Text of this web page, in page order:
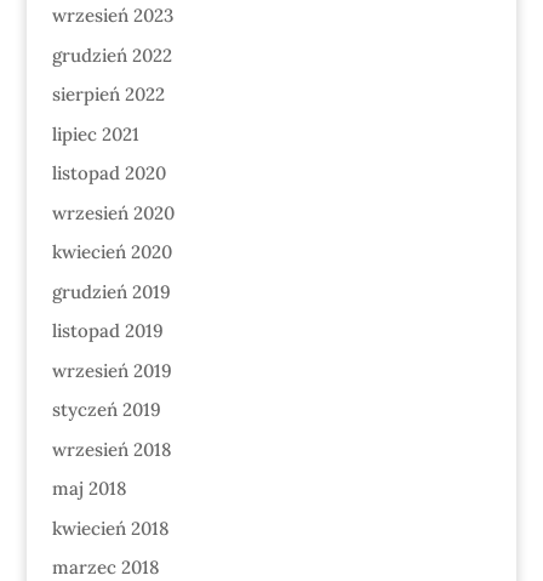
wrzesień 2023
grudzień 2022
sierpień 2022
lipiec 2021
listopad 2020
wrzesień 2020
kwiecień 2020
grudzień 2019
listopad 2019
wrzesień 2019
styczeń 2019
wrzesień 2018
maj 2018
kwiecień 2018
marzec 2018